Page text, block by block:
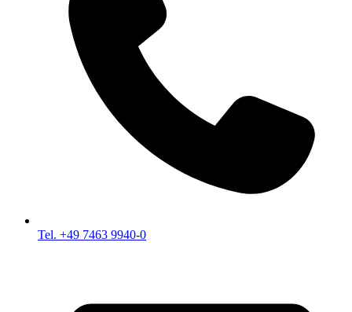
Tel. +49 7463 9940-0